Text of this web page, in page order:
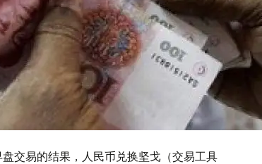
交易的结果，人民币兑换坚戈（交易工具